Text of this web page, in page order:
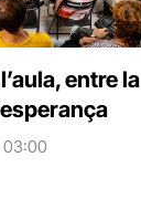
entre la
03:00